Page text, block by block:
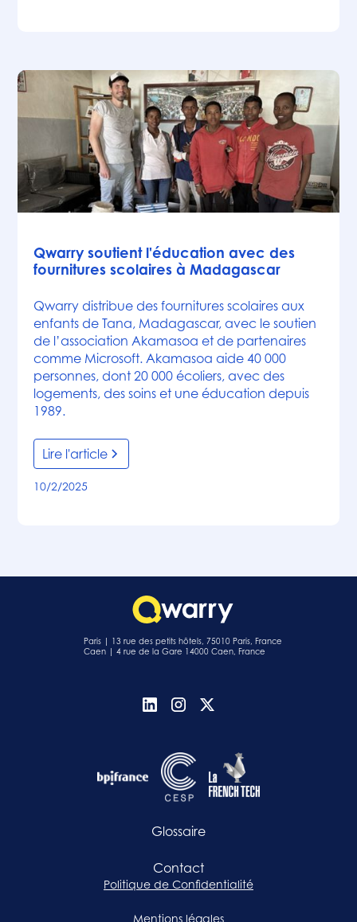
Qwarry soutient l'éducation avec des
fournitures scolaires à Madagascar
Qwarry distribue des fournitures scolaires aux
enfants de Tana, Madagascar, avec le soutien
de l’association Akamasoa et de partenaires
comme Microsoft. Akamasoa aide 40 000
personnes, dont 20 000 écoliers, avec des
logements, des soins et une éducation depuis
1989.
Lire l'article
10/2/2025
Paris | 13 rue des petits hôtels, 75010 Paris, France
Caen | 4 rue de la Gare 14000 Caen, France
Politique de Confidentialité
Mentions légales
Glossaire
Contact